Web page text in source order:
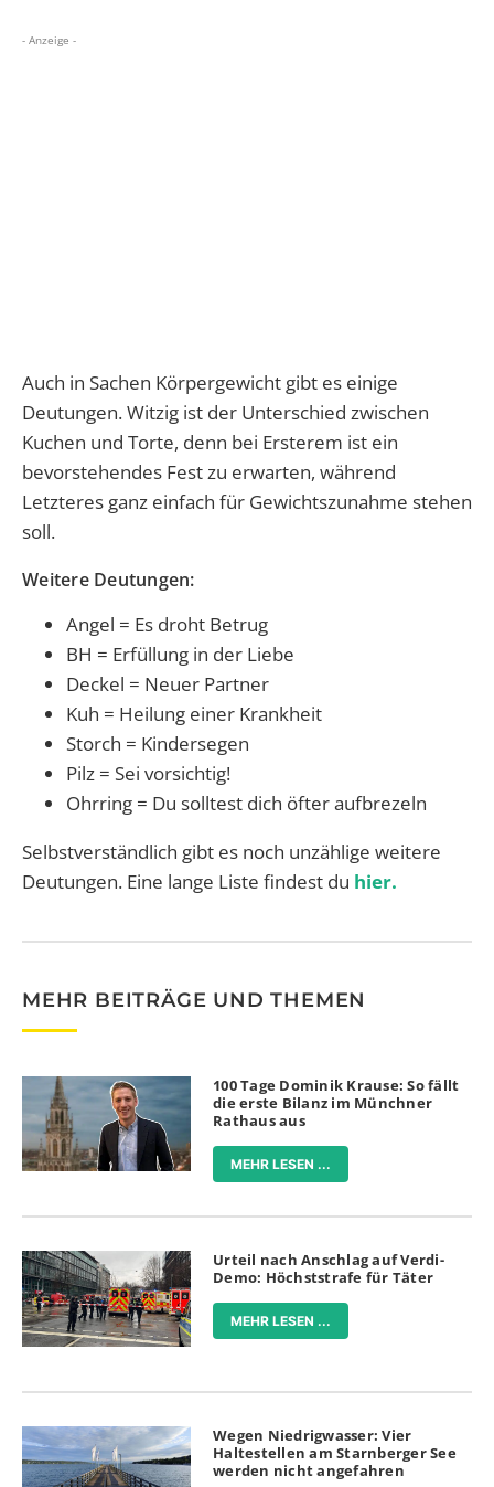
- Anzeige -
Auch in Sachen Körpergewicht gibt es einige
Deutungen. Witzig ist der Unterschied zwischen
Kuchen und Torte, denn bei Ersterem ist ein
bevorstehendes Fest zu erwarten, während
Letzteres ganz einfach für Gewichtszunahme stehen
soll.
Weitere Deutungen:
Angel = Es droht Betrug
BH = Erfüllung in der Liebe
Deckel = Neuer Partner
Kuh = Heilung einer Krankheit
Storch = Kindersegen
Pilz = Sei vorsichtig!
Ohrring = Du solltest dich öfter aufbrezeln
Selbstverständlich gibt es noch unzählige weitere
Deutungen. Eine lange Liste findest du hier.
MEHR BEITRÄGE UND THEMEN
100 Tage Dominik Krause: So fällt
die erste Bilanz im Münchner
Rathaus aus
MEHR LESEN ...
Urteil nach Anschlag auf Verdi-
Demo: Höchststrafe für Täter
MEHR LESEN ...
Wegen Niedrigwasser: Vier
Haltestellen am Starnberger See
werden nicht angefahren